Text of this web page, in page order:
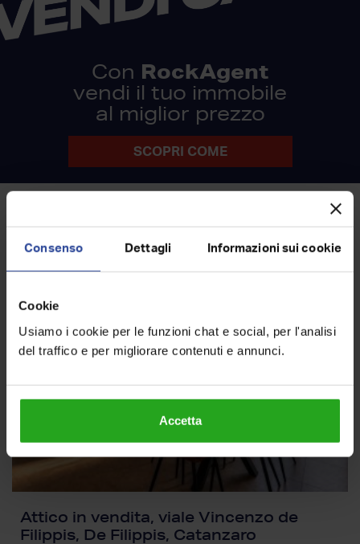
Consenso Dettagli Informazioni sui cookie
Cookie
Usiamo i cookie per le funzioni chat e social, per l'analisi
del traffico e per migliorare contenuti e annunci.
Accetta
Con RockAgent
vendi il tuo immobile
al miglior prezzo
SCOPRI COME
Annunci simili
Attico in vendita, viale Vincenzo de
Filippis, De Filippis, Catanzaro